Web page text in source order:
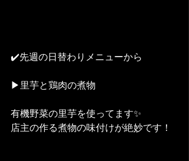
✔️先週の日替わりメニューから
▶︎里芋と鶏肉の煮物
有機野菜の里芋を使ってます✨
店主の作る煮物の味付けが絶妙です！